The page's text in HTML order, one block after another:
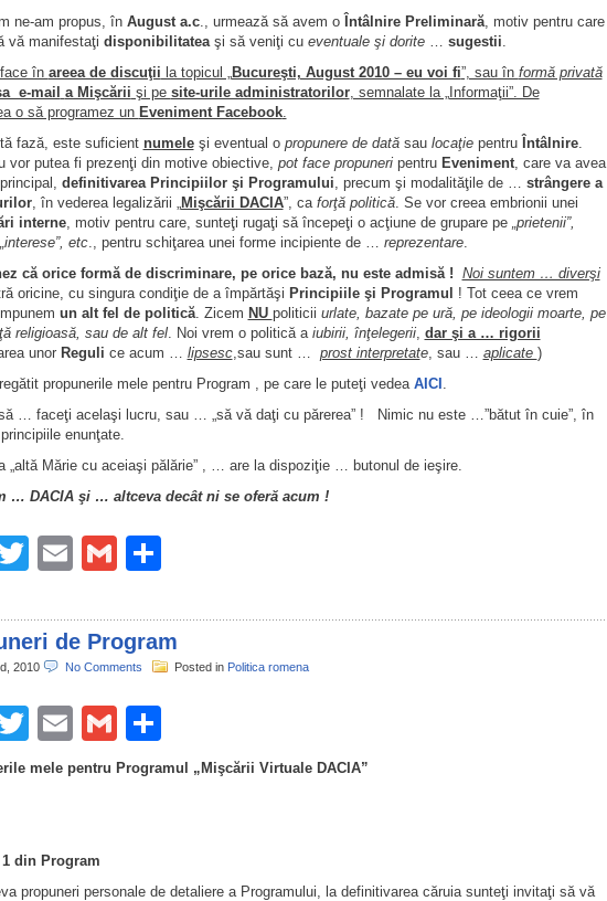
ne-am propus, în August a.c., urmează să avem o Întâlnire Preliminară, motiv pentru care
vă manifestaţi disponibilitateaşi să veniţi cu eventuale şi dorite… sugestii.
în areea de discuţii la topicul „Bucureşti, August 2010 – eu voi fi”, sau în formă privată
e-mail a Mişcării şi pe site-urile administratorilor, semnalate la „Informaţii”. De
o să programez un Eveniment Facebook.
fază, este suficient numeleşi eventual o propunere de datăsau locaţie pentru Întâlnire.
vor putea fi prezenţi din motive obiective, pot face propuneripentru Eveniment, care va avea
definitivarea Principiilor şi Programului, precum şi modalităţile de … strângere a
, în vederea legalizării „Mişcării DACIA”, ca forţă politică. Se vor creea embrionii unei
interne, motiv pentru care, sunteţi rugaţi să începeţi o acţiune de grupare pe „prietenii”,
etc., pentru schiţarea unei forme incipiente de … reprezentare.
că orice formă de discriminare, pe orice bază, nu este admisă ! Noi suntem … diverşi
oricine, cu singura condiţie de a împărtăşi Principiile şi Programul
! Tot ceea ce vrem
un alt fel de politică. Zicem NU politicii urlate, bazate pe ură, pe ideologii moarte, pe
religioasă, sau de alt fel. Noi vrem o politică a iubirii, înţelegerii, dar şi a … rigorii
unor Reguli ce acum … lipsesc,sau sunt … prost interpretate, sau … aplicate )
propunerile mele pentru Program , pe care le puteţi vedea AICI .
… faceţi acelaşi lucru, sau … „să vă daţi cu părerea” ! Nimic nu este …”bătut în cuie”, în
enunţate.
„altă Mărie cu aceiaşi pălărie” , … are la dispoziţie … butonul de ieşire.
… DACIA şi … altceva decât ni se oferă acum !
TwitterEmailGmail
de Program
2010 No Comments Posted in Politica romena
TwitterEmailGmail
mele pentru Programul „Mişcării Virtuale DACIA”
din Program
propuneri personale de detaliere a Programului, la definitivarea căruia sunteţi invitaţi să vă